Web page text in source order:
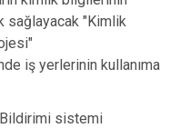
sağlayacak "Kimlik
iş yerlerinin kullanıma
sistemi